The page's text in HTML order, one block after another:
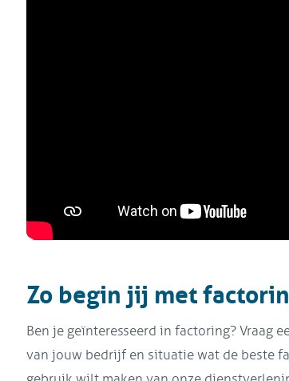
Zo begin jij met
Ben je geïnteresseerd in factoring? Vraag
van jouw bedrijf en situatie wat de beste